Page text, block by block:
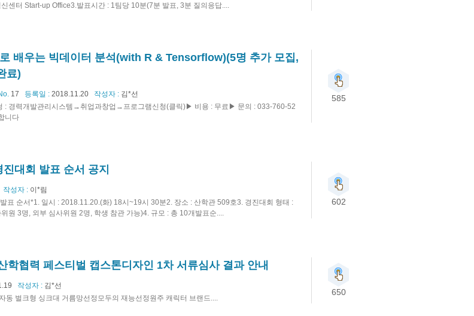
센터 Start-up Office3.발표시간 : 1팀당 10분(7분 발표, 3분 질의응답....
배우는 빅데이터 분석(with R & Tensorflow)(5명 추가 모집,
료)
17 등록일 : 2018.11.20 작성자 : 김*선
: 경력개발관리시스템→취업과창업→프로그램신청(클릭)▶ 비용 : 무료▶ 문의 : 033-760-52
니다
585
대회 발표 순서 공지
작성자 : 이*림
표 순서*1. 일시 : 2018.11.20.(화) 18시~19시 30분2. 장소 : 산학관 509호3. 경진대회 형태 :
원 3명, 외부 심사위원 2명, 학생 참관 가능)4. 규모 : 총 10개발표순....
602
학협력 페스티벌 캡스톤디자인 1차 서류심사 결과 안내
작성자 : 김*선
벌크형 싱크대 거름망선정모두의 재능선정원주 캐릭터 브랜드....
650